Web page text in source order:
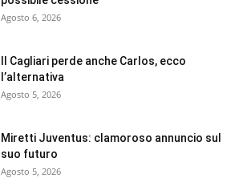
Agosto 6, 2026
Il Cagliari perde anche Carlos, ecco
l’alternativa
Agosto 5, 2026
Miretti Juventus: clamoroso annuncio sul
suo futuro
Agosto 5, 2026